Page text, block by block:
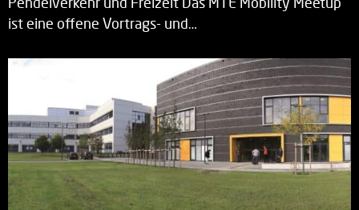
ist eine offene Vortrags- und…